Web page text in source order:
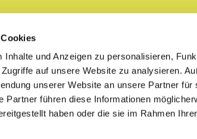
Inhalte und Anzeigen zu personalisieren,
auf unsere Website zu analysieren.
unserer Website an unsere Partner für
Partner führen diese Informationen
haben oder die sie im Rahmen
dati